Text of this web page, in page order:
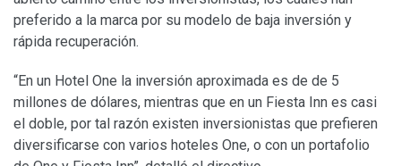
preferido a la marca por su modelo de baja inversión y
rápida recuperación.
“En un Hotel One la inversión aproximada es de de 5
millones de dólares, mientras que en un Fiesta Inn es casi
el doble, por tal razón existen inversionistas que prefieren
diversificarse con varios hoteles One, o con un portafolio